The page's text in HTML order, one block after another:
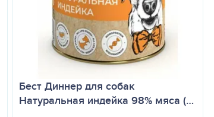
Бест Диннер для собак
Натуральная индейка 98% мяса (…